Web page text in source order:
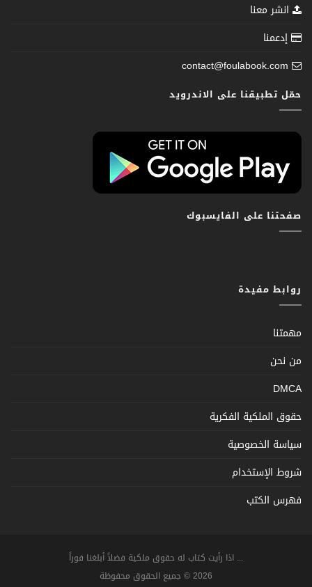
انشر معنا
إدعمنا
contact@foulabook.com
حمّل تطبيقنا على الاندرويد
صفحتنا على الفايسبوك
روابط مفيدة
مهمتنا
من نحن
DMCA
حقوق الملكية الفكرية
سياسة الخصوصية
شروط الإستخدام
فهرس الكتب
... اذا رأيت كتاب له حقوق ملكية فضلاً أبلغنا فوراً
2026 © جميع الحقوق محفوظة